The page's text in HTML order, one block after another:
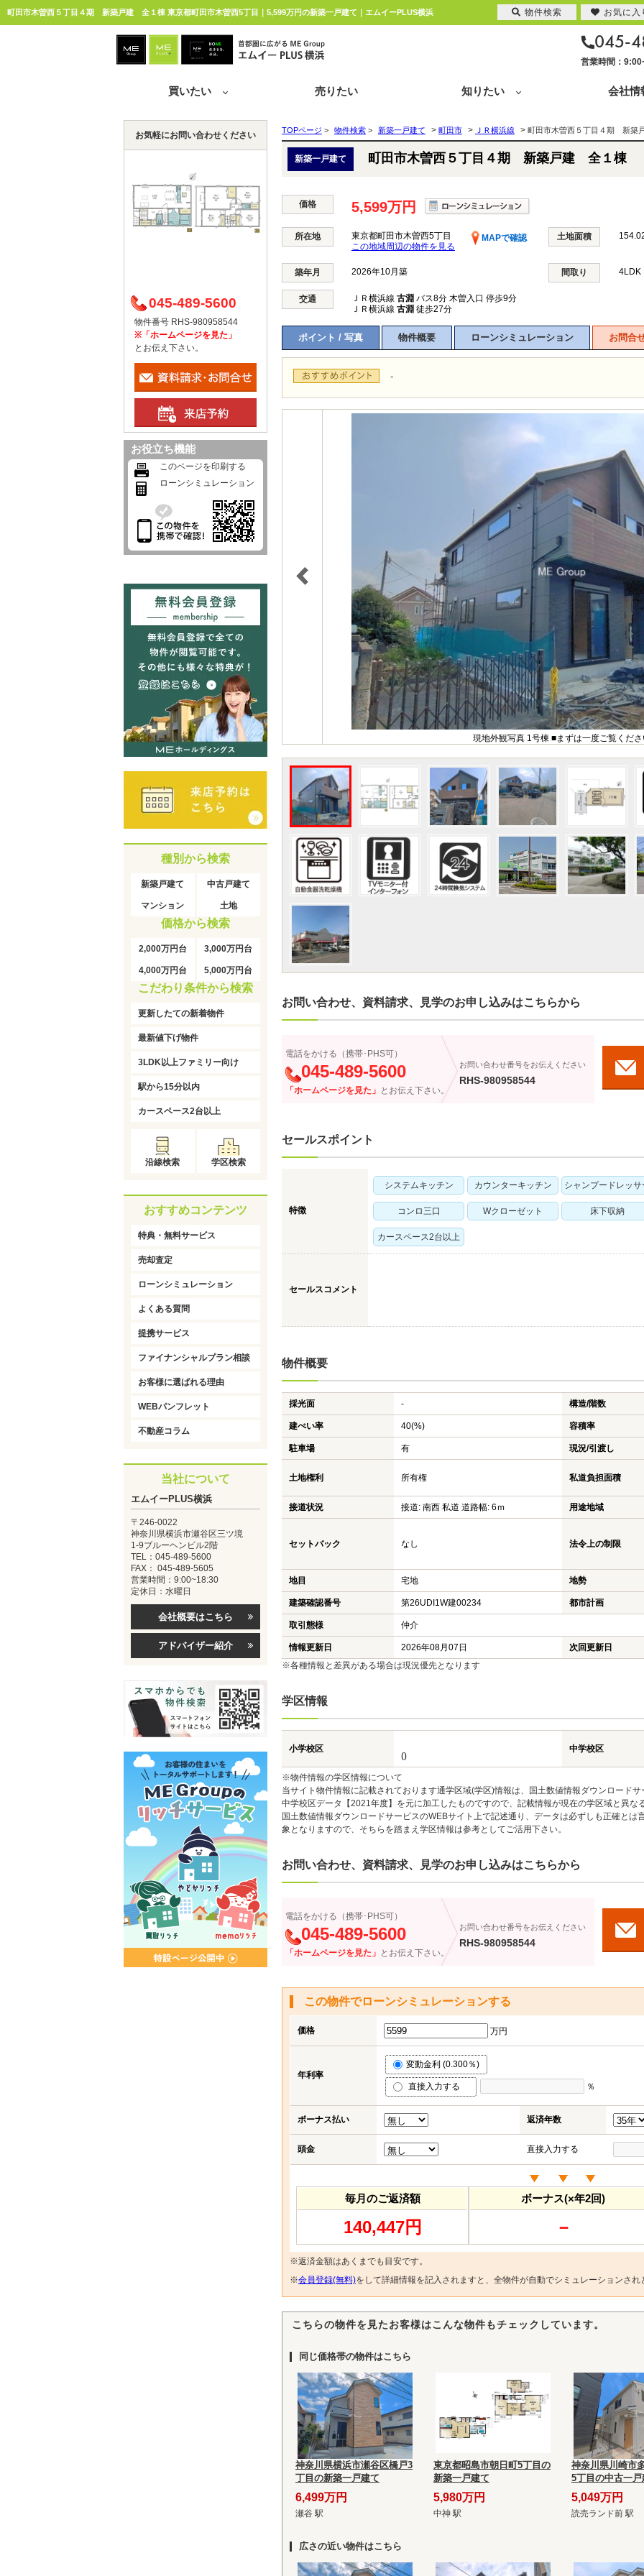
町田市木曽西５丁目４期 新築戸建 全１棟 東京都町田市木曽西5丁目｜5,599万円の新築一戸建て｜エムイーPLUS横浜
045-
営業時間：
買いたい 売りたい 知りたい 会社情
TOPページ > 物件検索 > 新築一戸建て > 町田市 > ＪＲ横浜線 > 町田市木曽西５丁目４期 新築
新築一戸建て 町田市木曽西５丁目４期 新築戸建 全１棟
価格 5,599万円
所在地 東京都町田市木曽西5丁目
MAPで確認
この地域周辺の物件を見る
土地面積
築年月 2026年10月築 間取り
交通 ＪＲ横浜線 古淵 バス8分 木曽入口 停歩9分
ＪＲ横浜線 古淵 徒歩27分
ポイント / 写真 物件概要 ローンシミュレーション お問合
-
現地外観写真 1号棟 ■まずは一度ご覧くだ
お問い合わせ、資料請求、見学のお申し込みはこちらから
電話をかける（携帯･PHS可）
045-489-5600
「ホームページを見た」 とお伝え下さい。
お問い合わせ番号をお伝えください
RHS-980958544
セールスポイント
特徴
システムキッチン カウンターキッチン シャンプードレッサ
コンロ三口 Wクローゼット 床下収納
カースペース2台以上
セールスコメント
物件概要
採光面 - 構造/階数
建ぺい率 40(%) 容積率
駐車場 有 現況/引渡し
土地権利 所有権 私道負担面積
接道状況 接道: 南西 私道 道路幅: 6ｍ 用途地域
セットバック なし 法令上の制限
地目 宅地 地勢
建築確認番号 第26UDI1W建00234 都市計画
取引態様 仲介
情報更新日 2026年08月07日
次回更新日
※各種情報と差異がある場合は現況優先となります
学区情報
小学校区
()
中学校区
※物件情報の学区情報について
当サイト物件情報に記載されております通学区域(学区)情報は、国土数値情報ダウンロード
中学校区データ【2021年度】を元に加工したものですので、記載情報が現在の学区域と異な
国土数値情報ダウンロードサービスのWEBサイト上で記述通り、データは必ずしも正確と
象となりますので、そちらを踏まえ学区情報は参考としてご活用下さい。
お問い合わせ、資料請求、見学のお申し込みはこちらから
電話をかける（携帯･PHS可）
045-489-5600
「ホームページを見た」 とお伝え下さい。
お問い合わせ番号をお伝えください
RHS-980958544
この物件でローンシミュレーションする
価格 万円
年利率
変動金利 (0.300％)
直接入力する ％
ボーナス払い 返済年数
頭金 直接入力する
毎月のご返済額
140,447円
ボーナス(×年2回)
－
※返済金額はあくまでも目安です。
※会員登録(無料)をして詳細情報を記入されますと、全物件が自動でシミュレーションさ
こちらの物件を見たお客様はこんな物件もチェックしています。
同じ価格帯の物件はこちら
神奈川県横浜市瀬谷区橋戸3
丁目の新築一戸建て
6,499万円
瀬谷 駅
東京都昭島市朝日町5丁目の
新築一戸建て
5,980万円
中神 駅
神奈川県川崎市
5丁目の中古一戸
5,049万円
読売ランド前 駅
広さの近い物件はこちら
お気軽にお問い合わせください
045-489-5600
物件番号 RHS-980958544
※「ホームページを見た」
とお伝え下さい。
お役立ち機能
このページを印刷する
ローンシミュレーション
種別から検索
新築戸建て 中古戸建て
マンション 土地
価格から検索
2,000万円台 3,000万円台
4,000万円台 5,000万円台
こだわり条件から検索
更新したての新着物件
最新値下げ物件
3LDK以上ファミリー向け
駅から15分以内
カースペース2台以上
沿線検索 学区検索
おすすめコンテンツ
特典・無料サービス
売却査定
ローンシミュレーション
よくある質問
提携サービス
ファイナンシャルプラン相談
お客様に選ばれる理由
WEBパンフレット
不動産コラム
当社について
エムイーPLUS横浜
〒246-0022
神奈川県横浜市瀬谷区三ツ境
1-9ブルーヘンビル2階
TEL：045-489-5600
FAX： 045-489-5605
営業時間：9:00~18:30
定休日：水曜日
会社概要はこちら
アドバイザー紹介
物件検索 お気に入